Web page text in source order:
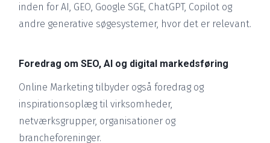
inden for AI, GEO, Google SGE, ChatGPT, Copilot og
andre generative søgesystemer, hvor det er relevant.
Foredrag om SEO, AI og digital markedsføring
Online Marketing tilbyder også foredrag og
inspirationsoplæg til virksomheder,
netværksgrupper, organisationer og
brancheforeninger.